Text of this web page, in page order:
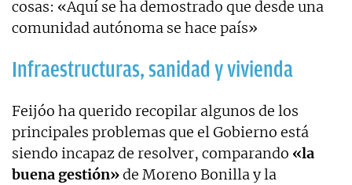
cosas: «Aquí se ha demostrado que desde una
comunidad autónoma se hace país»
Infraestructuras, sanidad y vivienda
Feijóo ha querido recopilar algunos de los
principales problemas que el Gobierno está
siendo incapaz de resolver, comparando «la
buena gestión»de Moreno Bonilla y la